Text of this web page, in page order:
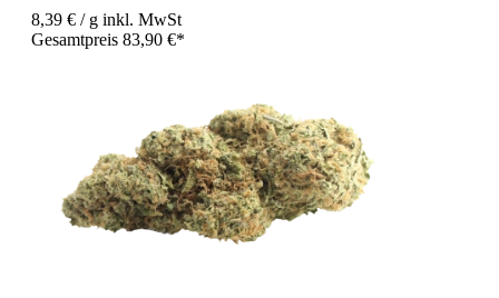
8,39 € / g inkl. MwSt
Gesamtpreis 83,90 €*